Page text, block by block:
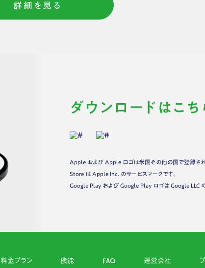
詳細を見る
ダウンロードはこち
Apple および Apple ロゴは米国その他の国で登録さ
Store は Apple Inc. のサービスマークです。
Google Play および Google Play ロゴは Google LLC の
料金プラン 機能 FAQ 運営会社